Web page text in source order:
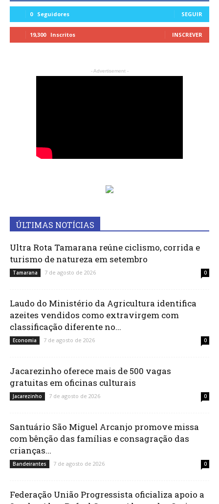
0 Seguidores SEGUIR
19,300 Inscritos INSCREVER
- Advertisement -
ÚLTIMAS NOTÍCIAS
Ultra Rota Tamarana reúne ciclismo, corrida e
turismo de natureza em setembro
Tamarana 7 de agosto de 2026 0
Laudo do Ministério da Agricultura identifica
azeites vendidos como extravirgem com
classificação diferente no...
Economia 7 de agosto de 2026 0
Jacarezinho oferece mais de 500 vagas
gratuitas em oficinas culturais
Jacarezinho 7 de agosto de 2026 0
Santuário São Miguel Arcanjo promove missa
com bênção das famílias e consagração das
crianças...
Bandeirantes 7 de agosto de 2026 0
Federação União Progressista oficializa apoio a